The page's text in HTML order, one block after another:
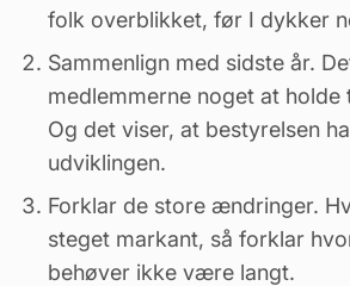
folk overblikket, før I dykker
Sammenlign med sidste år.
medlemmerne noget at holde
Og det viser, at bestyrelsen
udviklingen.
Forklar de store ændringer.
steget markant, så forklar
behøver ikke være langt.